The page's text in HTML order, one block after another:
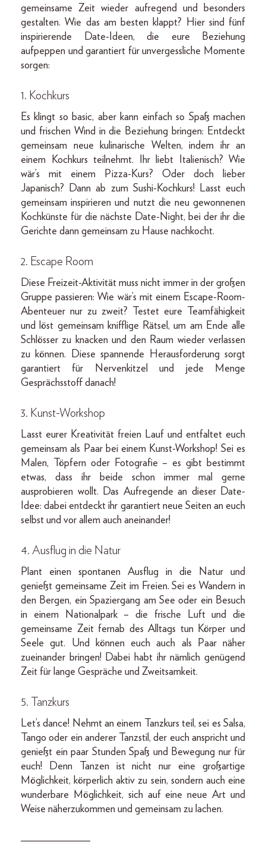
gemeinsame Zeit wieder aufregend und besonders
gestalten. Wie das am besten klappt? Hier sind fünf
inspirierende Date-Ideen, die eure Beziehung
aufpeppen und garantiert für unvergessliche Momente
sorgen:
1. Kochkurs
Es klingt so basic, aber kann einfach so Spaß machen
und frischen Wind in die Beziehung bringen: Entdeckt
gemeinsam neue kulinarische Welten, indem ihr an
einem Kochkurs teilnehmt. Ihr liebt Italienisch? Wie
wär’s mit einem Pizza-Kurs? Oder doch lieber
Japanisch? Dann ab zum Sushi-Kochkurs! Lasst euch
gemeinsam inspirieren und nutzt die neu gewonnenen
Kochkünste für die nächste Date-Night, bei der ihr die
Gerichte dann gemeinsam zu Hause nachkocht.
2. Escape Room
Diese Freizeit-Aktivität muss nicht immer in der großen
Gruppe passieren: Wie wär’s mit einem Escape-Room-
Abenteuer nur zu zweit? Testet eure Teamfähigkeit
und löst gemeinsam knifflige Rätsel, um am Ende alle
Schlösser zu knacken und den Raum wieder verlassen
zu können. Diese spannende Herausforderung sorgt
garantiert für Nervenkitzel und jede Menge
Gesprächsstoff danach!
3. Kunst-Workshop
Lasst eurer Kreativität freien Lauf und entfaltet euch
gemeinsam als Paar bei einem Kunst-Workshop! Sei es
Malen, Töpfern oder Fotografie – es gibt bestimmt
etwas, dass ihr beide schon immer mal gerne
ausprobieren wollt. Das Aufregende an dieser Date-
Idee: dabei entdeckt ihr garantiert neue Seiten an euch
selbst und vor allem auch aneinander!
4. Ausflug in die Natur
Plant einen spontanen Ausflug in die Natur und
genießt gemeinsame Zeit im Freien. Sei es Wandern in
den Bergen, ein Spaziergang am See oder ein Besuch
in einem Nationalpark – die frische Luft und die
gemeinsame Zeit fernab des Alltags tun Körper und
Seele gut. Und können euch auch als Paar näher
zueinander bringen! Dabei habt ihr nämlich genügend
Zeit für lange Gespräche und Zweitsamkeit.
5. Tanzkurs
Let’s dance! Nehmt an einem Tanzkurs teil, sei es Salsa,
Tango oder ein anderer Tanzstil, der euch anspricht und
genießt ein paar Stunden Spaß und Bewegung nur für
euch! Denn Tanzen ist nicht nur eine großartige
Möglichkeit, körperlich aktiv zu sein, sondern auch eine
wunderbare Möglichkeit, sich auf eine neue Art und
Weise näherzukommen und gemeinsam zu lachen.
_____________